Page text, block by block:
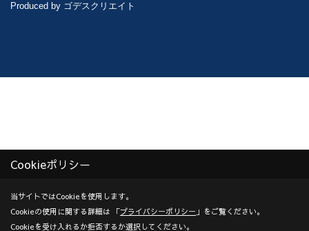
Produced by ゴデスクリエイト
Cookieポリシー
当サイトではCookieを使用します。
Cookieの使用に関する詳細は 「プライバシーポリシー 」をご覧ください。
Cookieを受け入れるか拒否するか選択してください。